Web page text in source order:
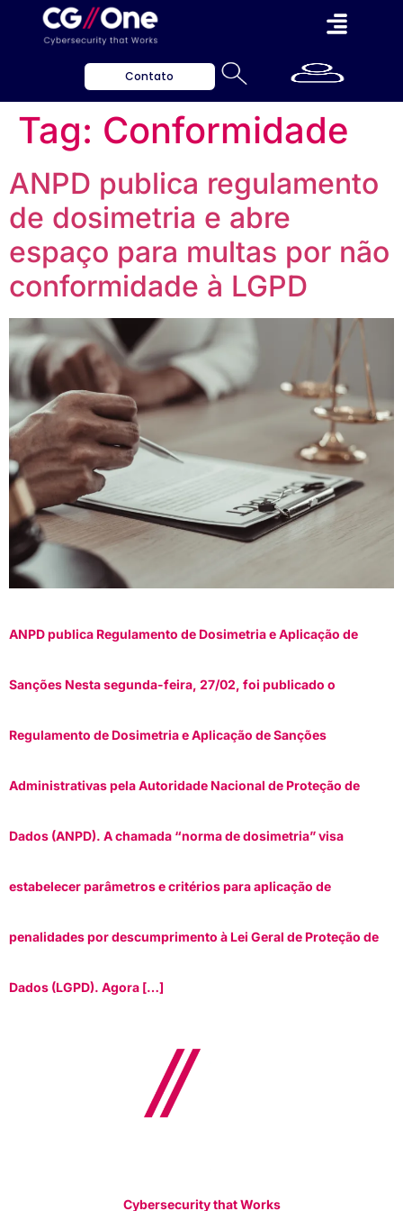
Contato
Tag: Conformidade
ANPD publica regulamento
de dosimetria e abre
espaço para multas por não
conformidade à LGPD
ANPD publica Regulamento de Dosimetria e Aplicação de
Sanções Nesta segunda-feira, 27/02, foi publicado o
Regulamento de Dosimetria e Aplicação de Sanções
Administrativas pela Autoridade Nacional de Proteção de
Dados (ANPD). A chamada “norma de dosimetria” visa
estabelecer parâmetros e critérios para aplicação de
penalidades por descumprimento à Lei Geral de Proteção de
Dados (LGPD). Agora […]
Cybersecurity that Works